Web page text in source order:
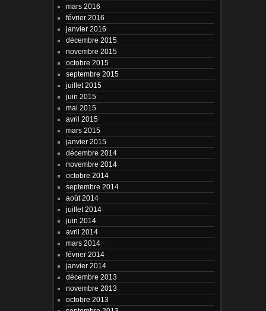
mars 2016
février 2016
janvier 2016
décembre 2015
novembre 2015
octobre 2015
septembre 2015
juillet 2015
juin 2015
mai 2015
avril 2015
mars 2015
janvier 2015
décembre 2014
novembre 2014
octobre 2014
septembre 2014
août 2014
juillet 2014
juin 2014
avril 2014
mars 2014
février 2014
janvier 2014
décembre 2013
novembre 2013
octobre 2013